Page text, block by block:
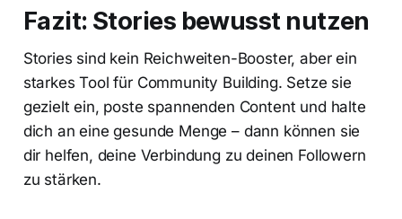
Fazit: Stories bewusst nutzen
Stories sind kein Reichweiten-Booster, aber ein
starkes Tool für Community Building. Setze sie
gezielt ein, poste spannenden Content und halte
dich an eine gesunde Menge – dann können sie
dir helfen, deine Verbindung zu deinen Followern
zu stärken.